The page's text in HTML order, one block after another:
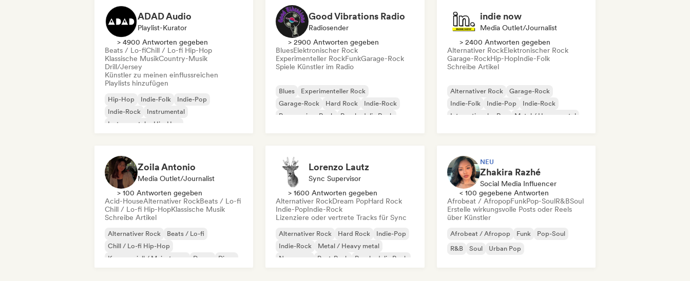
ADAD Audio
Playlist-Kurator
> 4900 Antworten gegeben
Beats / Lo-fiChill / Lo-fi Hip-Hop
Klassische MusikCountry-Musik
Drill/Jersey
Künstler zu meinen einflussreichen
Playlists hinzufügen
Hip-Hop Indie-Folk
Indie-Pop
Indie-Rock
Instrumental
Instrumentaler Hip-Hop
Good Vibrations Radio
Radiosender
> 2900 Antworten gegeben
BluesElektronischer Rock
Experimenteller RockFunkGarage-Rock
Spiele Künstler im Radio
Blues
Experimenteller Rock
Garage-Rock
Hard Rock
Indie-Rock
Progressiver Rock
Psychedelic Rock
indie now
Media Outlet/Journalist
> 2400 Antworten gegeben
Alternativer RockElektronischer Rock
Garage-RockHip-HopIndie-Folk
Schreibe Artikel
Alternativer Rock
Garage-Rock
Indie-Folk
Indie-Pop
Indie-Rock
Internationaler Rap
Metal / Heavy metal
Zoila Antonio
Media Outlet/Journalist
> 100 Antworten gegeben
Acid-HouseAlternativer RockBeats / Lo-fi
Chill / Lo-fi Hip-HopKlassische Musik
Schreibe Artikel
Alternativer Rock
Beats / Lo-fi
Chill / Lo-fi Hip-Hop
Kommerziell / Mainstream
Dance
Disco
Lorenzo Lautz
Sync Supervisor
> 1600 Antworten gegeben
Alternativer RockDream PopHard Rock
Indie-PopIndie-Rock
Lizenziere oder vertrete Tracks für Sync
Alternativer Rock Hard Rock
Indie-Pop
Indie-Rock
Metal / Heavy metal
New wave
Post-Punk Psychedelic Rock
NEU
Zhakira Razhé
Social Media Influencer
< 100 gegebene Antworten
Afrobeat / AfropopFunkPop-SoulR&BSoul
Erstelle wirkungsvolle Posts oder Reels
über Künstler
Afrobeat / Afropop Funk
Pop-Soul
R&B
Soul Urban Pop